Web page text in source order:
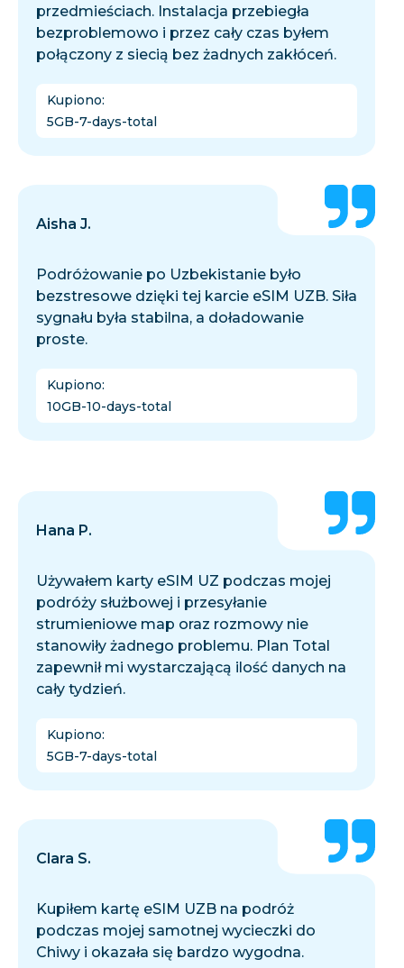
przedmieściach. Instalacja przebiegła
bezproblemowo i przez cały czas byłem
połączony z siecią bez żadnych zakłóceń.
Kupiono:
5GB-7-days-total
Aisha J.
Podróżowanie po Uzbekistanie było
bezstresowe dzięki tej karcie eSIM UZB. Siła
sygnału była stabilna, a doładowanie
proste.
Kupiono:
10GB-10-days-total
Hana P.
Używałem karty eSIM UZ podczas mojej
podróży służbowej i przesyłanie
strumieniowe map oraz rozmowy nie
stanowiły żadnego problemu. Plan Total
zapewnił mi wystarczającą ilość danych na
cały tydzień.
Kupiono:
5GB-7-days-total
Clara S.
Kupiłem kartę eSIM UZB na podróż
podczas mojej samotnej wycieczki do
Chiwy i okazała się bardzo wygodna.